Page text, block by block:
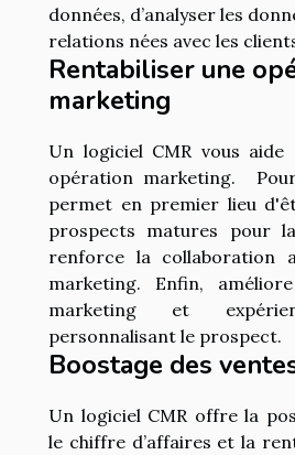
données, d’analyser les
relations nées avec les
Rentabiliser une
marketing
Un logiciel CMR vous
opération marketing.
permet en premier lieu
prospects matures pour
renforce la collaboration
marketing. Enfin,
marketing et
personnalisant le prospect.
Boostage des
Un logiciel CMR offre la
le chiffre d’affaires et la